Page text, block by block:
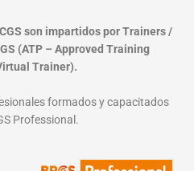
son impartidos por Trainers /
(ATP – Approved Training
Trainer).
formados y capacitados
Professional.